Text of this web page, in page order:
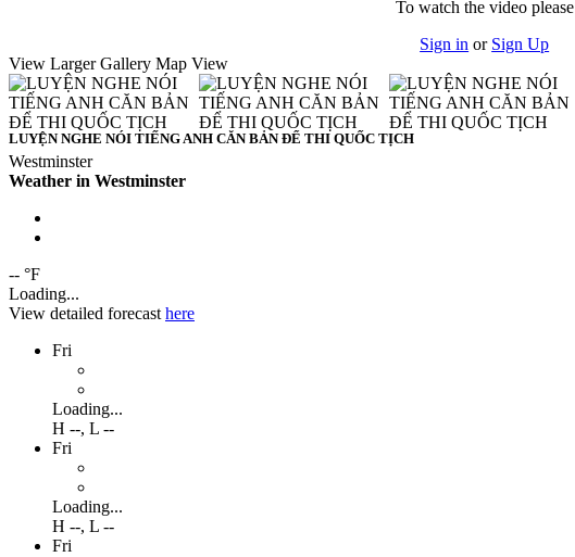
To watch the video please
Sign in or Sign Up
View Larger Gallery Map View
LUYỆN NGHE NÓI TIẾNG ANH CĂN BẢN ĐỂ THI QUỐC TỊCH
Westminster
Weather in Westminster
-- °F
Loading...
View detailed forecast here
Fri
Loading...
H --, L --
Fri
Loading...
H --, L --
Fri